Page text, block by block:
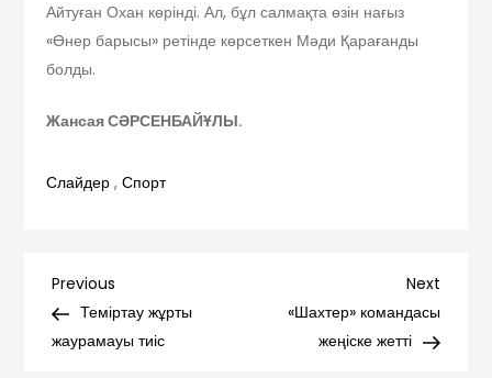
Айтуған Охан көрінді. Ал, бұл салмақта өзін нағыз
«Өнер барысы» ретінде көрсеткен Мәди Қарағанды
болды.
Жансая СӘРСЕНБАЙҰЛЫ.
Слайдер ,Спорт
Навигация
по
Previous
Post
Previous
Теміртау жұрты
жаурамауы тиіс
Next
Post
Next
«Шахтер» командасы
жеңіске жетті